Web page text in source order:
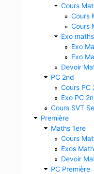
Cours
Cours
Cours
Exo
Exo
Exo
Devoir
PC 2nd
Cours PC
Exo PC
Cours SVT
Première
Maths 1ere
Cours
Exos
Devoir
PC Première